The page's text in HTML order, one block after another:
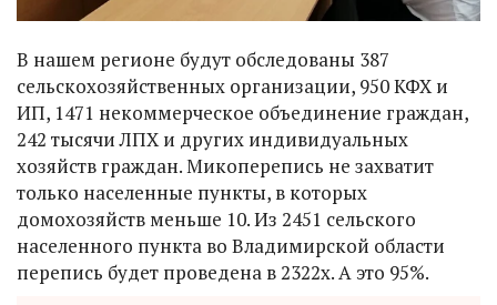
В нашем регионе будут обследованы 387
сельскохозяйственных организации, 950 КФХ и
ИП, 1471 некоммерческое объединение граждан,
242 тысячи ЛПХ и других индивидуальных
хозяйств граждан. Микоперепись не захватит
только населенные пункты, в которых
домохозяйств меньше 10. Из 2451 сельского
населенного пункта во Владимирской области
перепись будет проведена в 2322х. А это 95%.